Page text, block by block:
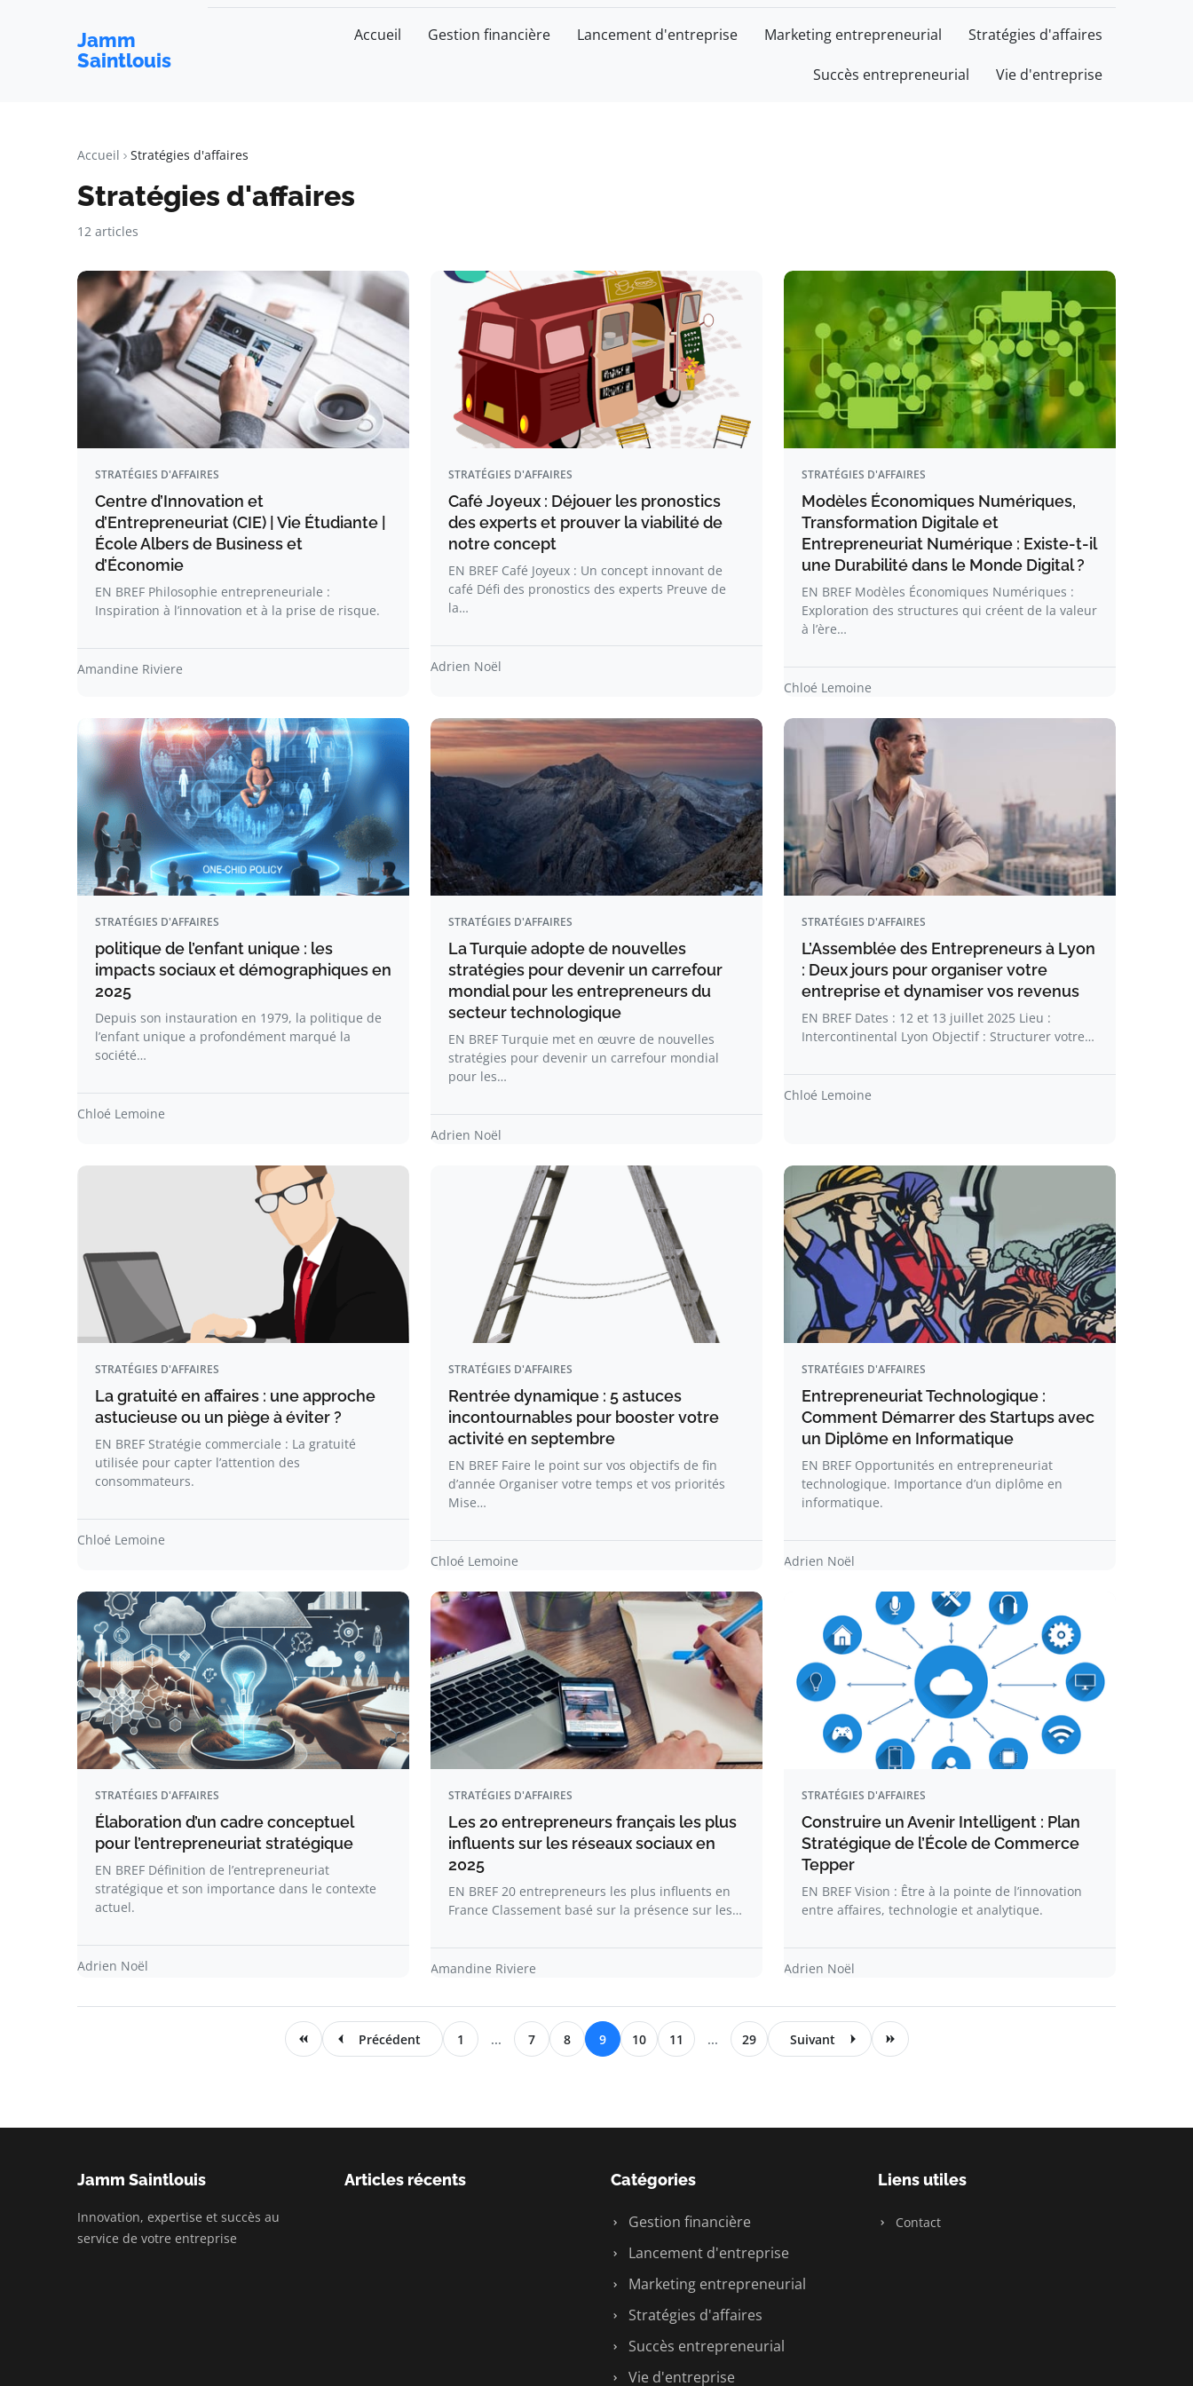
Jamm
Saintlouis
Accueil Gestion financière Lancement d'entreprise Marketing entrepreneurial Stratégies d'affaires
Succès entrepreneurial Vie d'entreprise
Accueil Stratégies d'affaires
Stratégies d'affaires
12 articles
STRATÉGIES D'AFFAIRES
Centre d’Innovation et
d’Entrepreneuriat (CIE) | Vie Étudiante |
École Albers de Business et
d’Économie
EN BREF Philosophie entrepreneuriale :
Inspiration à l’innovation et à la prise de risque.
Amandine Riviere
STRATÉGIES D'AFFAIRES
Café Joyeux : Déjouer les pronostics
des experts et prouver la viabilité de
notre concept
EN BREF Café Joyeux : Un concept innovant de
café Défi des pronostics des experts Preuve de
la…
Adrien Noël
STRATÉGIES D'AFFAIRES
Modèles Économiques Numériques,
Transformation Digitale et
Entrepreneuriat Numérique : Existe-t-il
une Durabilité dans le Monde Digital ?
EN BREF Modèles Économiques Numériques :
Exploration des structures qui créent de la valeur
à l’ère…
Chloé Lemoine
STRATÉGIES D'AFFAIRES
politique de l’enfant unique : les
impacts sociaux et démographiques en
2025
Depuis son instauration en 1979, la politique de
l’enfant unique a profondément marqué la
société…
Chloé Lemoine
STRATÉGIES D'AFFAIRES
La Turquie adopte de nouvelles
stratégies pour devenir un carrefour
mondial pour les entrepreneurs du
secteur technologique
EN BREF Turquie met en œuvre de nouvelles
stratégies pour devenir un carrefour mondial
pour les…
Adrien Noël
STRATÉGIES D'AFFAIRES
L’Assemblée des Entrepreneurs à Lyon
: Deux jours pour organiser votre
entreprise et dynamiser vos revenus
EN BREF Dates : 12 et 13 juillet 2025 Lieu :
Intercontinental Lyon Objectif : Structurer votre…
Chloé Lemoine
STRATÉGIES D'AFFAIRES
La gratuité en affaires : une approche
astucieuse ou un piège à éviter ?
EN BREF Stratégie commerciale : La gratuité
utilisée pour capter l’attention des
consommateurs.
Chloé Lemoine
STRATÉGIES D'AFFAIRES
Rentrée dynamique : 5 astuces
incontournables pour booster votre
activité en septembre
EN BREF Faire le point sur vos objectifs de fin
d’année Organiser votre temps et vos priorités
Mise…
Chloé Lemoine
STRATÉGIES D'AFFAIRES
Entrepreneuriat Technologique :
Comment Démarrer des Startups avec
un Diplôme en Informatique
EN BREF Opportunités en entrepreneuriat
technologique. Importance d’un diplôme en
informatique.
Adrien Noël
STRATÉGIES D'AFFAIRES
Élaboration d’un cadre conceptuel
pour l’entrepreneuriat stratégique
EN BREF Définition de l’entrepreneuriat
stratégique et son importance dans le contexte
actuel.
Adrien Noël
STRATÉGIES D'AFFAIRES
Les 20 entrepreneurs français les plus
influents sur les réseaux sociaux en
2025
EN BREF 20 entrepreneurs les plus influents en
France Classement basé sur la présence sur les…
Amandine Riviere
STRATÉGIES D'AFFAIRES
Construire un Avenir Intelligent : Plan
Stratégique de l’École de Commerce
Tepper
EN BREF Vision : Être à la pointe de l’innovation
entre affaires, technologie et analytique.
Adrien Noël
Précédent 1 ... 7 8 9 10 11 ... 29 Suivant
Jamm Saintlouis
Innovation, expertise et succès au
service de votre entreprise
Articles récents Catégories
Gestion financière
Lancement d'entreprise
Marketing entrepreneurial
Stratégies d'affaires
Succès entrepreneurial
Vie d'entreprise
Liens utiles
Contact